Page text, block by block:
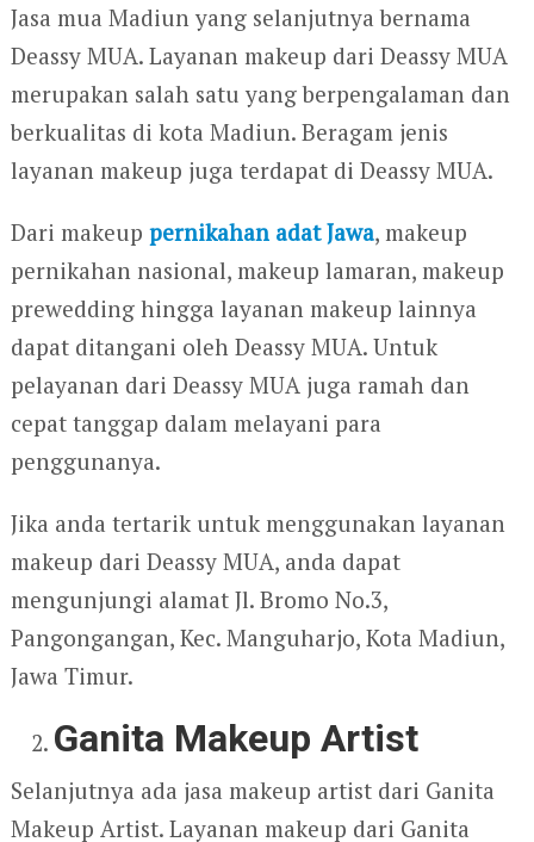
Jasa mua Madiun yang selanjutnya bernama
Deassy MUA. Layanan makeup dari Deassy MUA
merupakan salah satu yang berpengalaman dan
berkualitas di kota Madiun. Beragam jenis
layanan makeup juga terdapat di Deassy MUA.
Dari makeup pernikahan adat Jawa, makeup
pernikahan nasional, makeup lamaran, makeup
prewedding hingga layanan makeup lainnya
dapat ditangani oleh Deassy MUA. Untuk
pelayanan dari Deassy MUA juga ramah dan
cepat tanggap dalam melayani para
penggunanya.
Jika anda tertarik untuk menggunakan layanan
makeup dari Deassy MUA, anda dapat
mengunjungi alamat Jl. Bromo No.3,
Pangongangan, Kec. Manguharjo, Kota Madiun,
Jawa Timur.
Ganita Makeup Artist
Selanjutnya ada jasa makeup artist dari Ganita
Makeup Artist. Layanan makeup dari Ganita